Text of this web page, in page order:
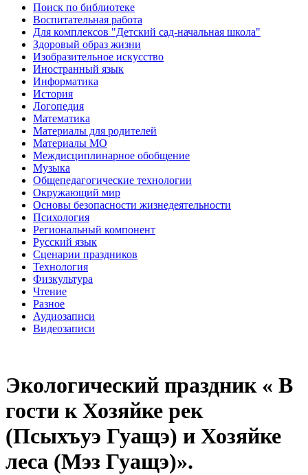
Поиск по библиотеке
Воспитательная работа
Для комплексов "Детский сад-начальная школа"
Здоровый образ жизни
Изобразительное искусство
Иностранный язык
Информатика
История
Логопедия
Математика
Материалы для родителей
Материалы МО
Междисциплинарное обобщение
Музыка
Общепедагогические технологии
Окружающий мир
Основы безопасности жизнедеятельности
Психология
Региональный компонент
Русский язык
Сценарии праздников
Технология
Физкультура
Чтение
Разное
Аудиозаписи
Видеозаписи
Экологический праздник « В
гости к Хозяйке рек
(Псыхъуэ Гуащэ) и Хозяйке
леса (Мэз Гуащэ)».